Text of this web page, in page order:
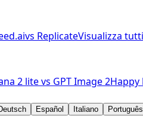
vs ReplicateVisualizza
2 litevs GPT Image 2Happy
Español Italiano Português